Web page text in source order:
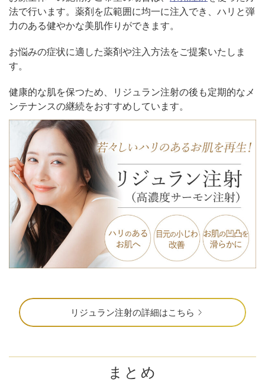
法で行います。薬剤を広範囲に均一に注入でき、ハリと弾
力のある健やかな美肌作りができます。
お悩みの症状に適した薬剤や注入方法をご提案いたしま
す。
健康的な肌を保つため、リジュラン注射の後も定期的なメ
ンテナンスの継続をおすすめしています。
リジュラン注射の詳細はこちら
まとめ